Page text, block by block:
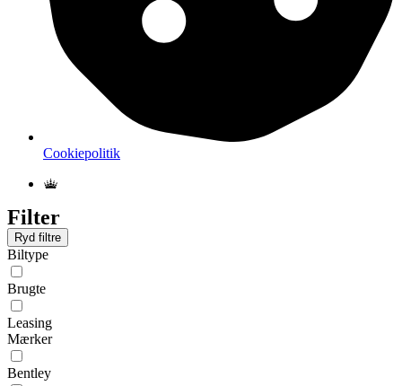
Cookiepolitik
Filter
Ryd filtre
Biltype
Brugte
Leasing
Mærker
Bentley